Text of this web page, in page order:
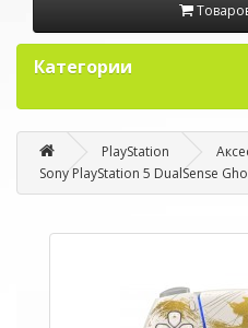
Категории
PlayStation
Sony PlayStation 5 DualSense